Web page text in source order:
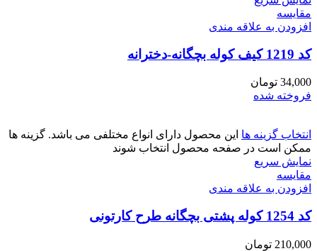
مقايسه
افزودن به علاقه مندی
کد 1219 کیف کوله بچگانه-دخترانه
34,000 تومان
فروخته شده
انتخاب گزینه ها این محصول دارای انواع مختلفی می باشد. گزینه ها
ممکن است در صفحه محصول انتخاب شوند
نمایش سریع
مقايسه
افزودن به علاقه مندی
کد 1254 کوله پشتی بچگانه طرح کارتونی
210,000 تومان